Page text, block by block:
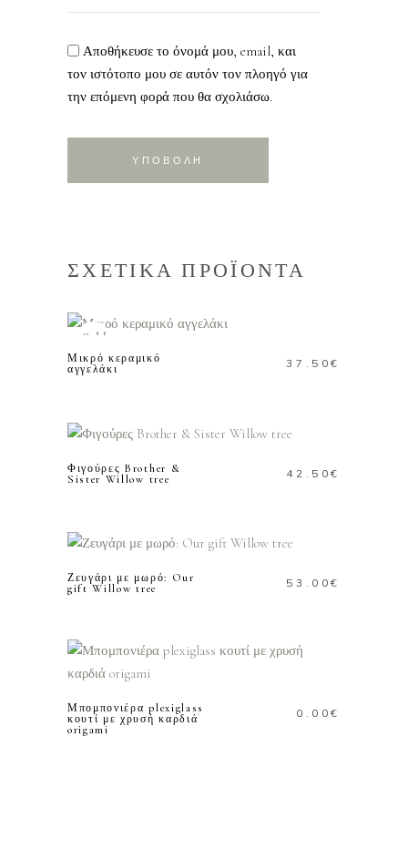
Αποθήκευσε το όνομά μου, email, και
τον ιστότοπο μου σε αυτόν τον πλοηγό για
την επόμενη φορά που θα σχολιάσω.
ΣΧΕΤΙΚΑ ΠΡΟΪΟΝΤΑ
Sold
Μικρό κεραμικό
αγγελάκι
37.50€
Φιγούρες Brother &
Sister Willow tree
42.50€
Ζευγάρι με μωρό: Our
gift Willow tree
53.00€
ΠΡΟΣΘΗΚΗ ΣΤΟ
Μπομπονιέρα plexiglass
κουτί με χρυσή καρδιά
origami
0.00€